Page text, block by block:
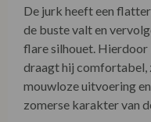
De jurk heeft een
de buste valt en
flare silhouet. Hierdoor
draagt hij comfortabel,
mouwloze uitvoering
zomerse karakter van